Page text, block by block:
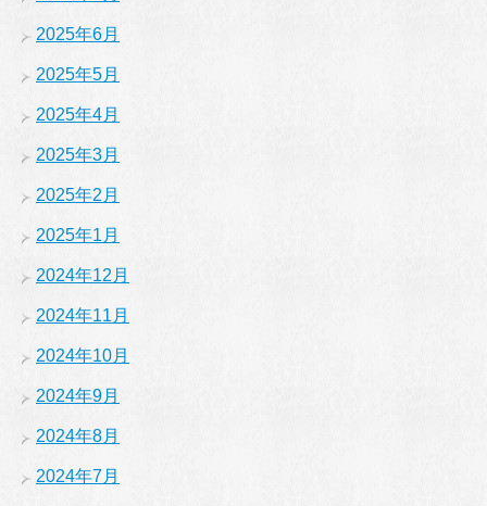
2025年6月
2025年5月
2025年4月
2025年3月
2025年2月
2025年1月
2024年12月
2024年11月
2024年10月
2024年9月
2024年8月
2024年7月